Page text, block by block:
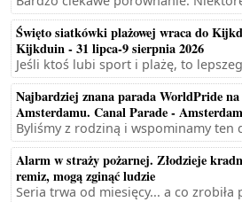
Święto siatkówki plażowej wraca do
Kijkduin - 31 lipca-9 sierpnia 2026
Jeśli ktoś lubi sport i plażę, to
Najbardziej znana parada WorldPride na
Amsterdamu. Canal Parade -
Byliśmy z rodziną i wspominamy ten
Alarm w straży pożarnej. Złodzieje
remiz, mogą zginąć ludzie
Seria trwa od miesięcy... a co zrobiła